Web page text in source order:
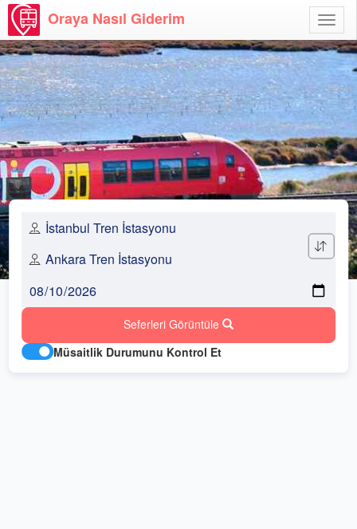
Aç
Oraya Nasıl Giderim
Seferleri Görüntüle
Müsaitlik Durumunu Kontrol Et